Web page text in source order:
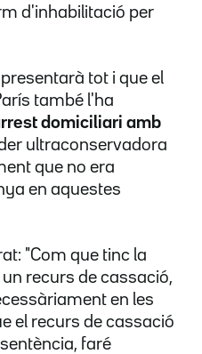
d'inhabilitació per
tot i que el
també l'ha
domiciliari amb
ultraconservadora
que no era
en aquestes
"Com que tinc la
recurs de cassació,
en les
el recurs de cassació
faré